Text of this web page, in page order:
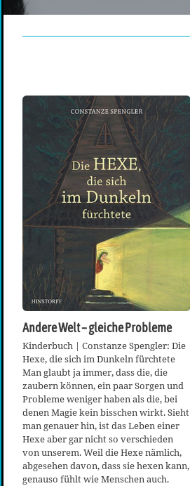
Andere Welt – gleiche Probleme
Kinderbuch | Constanze Spengler: Die
Hexe, die sich im Dunkeln fürchtete
Man glaubt ja immer, dass die, die
zaubern können, ein paar Sorgen und
Probleme weniger haben als die, bei
denen Magie kein bisschen wirkt. Sieht
man genauer hin, ist das Leben einer
Hexe aber gar nicht so verschieden
von unserem. Weil die Hexe nämlich,
abgesehen davon, dass sie hexen kann,
genauso fühlt wie Menschen auch.